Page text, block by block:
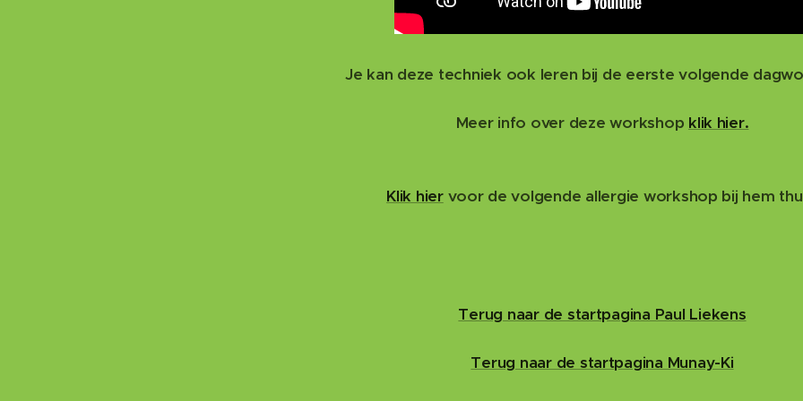
Je kan deze techniek ook leren bij de eerste volgende
Meer info over deze workshop klik hier.
Klik hiervoor de volgende allergie workshop bij hem
Terug naar de startpagina Paul Liekens
Terug naar de startpagina Munay-Ki